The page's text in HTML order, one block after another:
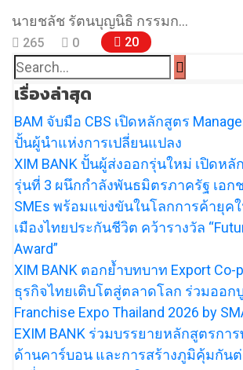
นายชลัช รัตนบุญนิธิ กรรมก…
265 0 20
เรื่องล่าสุด
BAM จับมือ CBS เปิดหลักสูตร
ปั้นผู้นำแห่งการเปลี่ยนแปลง
XIM BANK ปั้นผู้ส่งออกรุ่นใหม่ เปิดหลั
รุ่นที่ 3 ผนึกกำลังพันธมิตรภาครัฐ เอก
SMEs พร้อมแข่งขันในโลกการค้ายุค
เมืองไทยประกันชีวิต คว้ารางวัล
Award”
XIM BANK ตอกย้ำบทบาท Export Co-
ธุรกิจไทยเติบโตสู่ตลาดโลก ร่วมออก
Franchise Expo Thailand 2026 by
EXIM BANK ร่วมบรรยายหลักสูตรก
ด้านคาร์บอน และการสร้างภูมิคุ้มกัน